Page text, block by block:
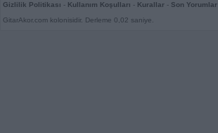
Gizlilik Politikası - Kullanım Koşulları - Kurallar - Son Yorumlar
GitarAkor.com kolonisidir. Derleme 0,02 saniye.